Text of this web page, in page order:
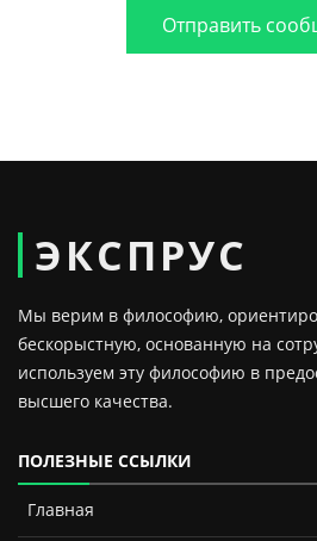
Отправить
ЭКСПРУС
Мы верим в философию,
бескорыстную, основанную на
используем эту философию в
высшего качества.
ПОЛЕЗНЫЕ ССЫЛКИ
Главная